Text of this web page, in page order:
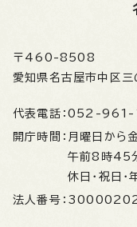
〒460-8508
愛知県名古屋市中区
代表電話： 052-961-
開庁時間： 月曜日から
午前8時45
休日・祝日・
法人番号：